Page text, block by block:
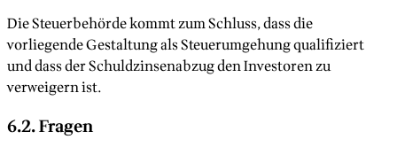
Die Steuerbehörde kommt zum Schluss, dass die
vorliegende Gestaltung als Steuerumgehung qualifiziert
und dass der Schuldzinsenabzug den Investoren zu
verweigern ist.
6.2. Fragen